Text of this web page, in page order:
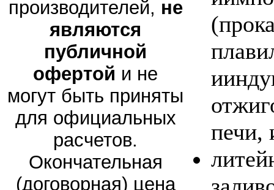
производителей, не
являются
публичной
офертой и не
могут быть приняты
для официальных
расчетов.
Окончательная
(договорная) цена
печи,